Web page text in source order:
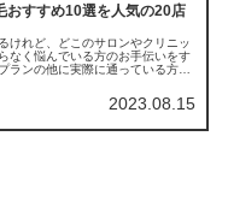
おすすめ10選を人気の20店
けれど、どこのサロンやクリニッ
なく悩んでいる方のお手伝いをす
ランの他に実際に通っている方の
2023.08.15